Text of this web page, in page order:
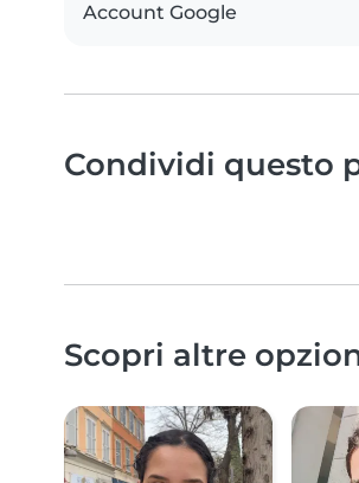
Account Google
Condividi questo
Scopri altre